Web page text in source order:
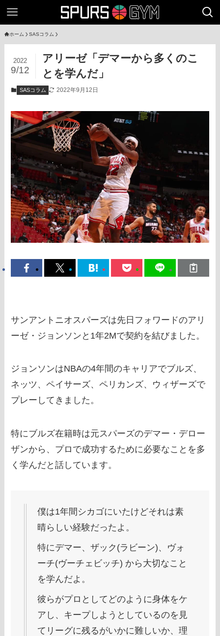
ホーム SASコラム
アリーゼ「デマーから多くのこ
とを学んだ」
2022
9/12
SASコラム 2022年9月12日
サンアントニオスパーズは先日フォワードのアリ
ーゼ・ジョンソンと1年2Mで契約を結びました。
ジョンソンはNBAの4年間のキャリアでブルズ、
ネッツ、ペイサーズ、ペリカンズ、ウィザーズで
プレーしてきました。
特にブルズ在籍時は元スパーズのデマー・デロー
ザンから、プロで成功するために必要なことを多
く学んだと話しています。
僕は1年間シカゴにいたけどそれは素
晴らしい経験だったよ。
特にデマー、ザック(ラビーン)、ヴォ
ーチ(ヴーチェビッチ) から大切なこと
を学んだよ。
彼らがプロとしてどのように身体をケ
アし、キープしようとしているのを見
てリーグに残るがいかに難しいか、理